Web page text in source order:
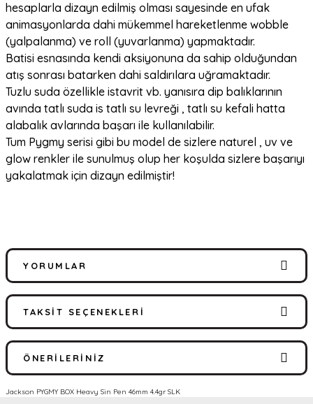
hesaplarla dizayn edilmiş olması sayesinde en ufak
animasyonlarda dahi mükemmel hareketlenme wobble
(yalpalanma) ve roll (yuvarlanma) yapmaktadır.
Batisi esnasında kendi aksiyonuna da sahip olduğundan
atış sonrası batarken dahi saldırılara uğramaktadır.
Tuzlu suda özellikle istavrit vb. yanısıra dip balıklarının
avında tatlı suda is tatlı su levreği , tatlı su kefali hatta
alabalık avlarında başarı ile kullanılabilir.
Tum Pygmy serisi gibi bu model de sizlere naturel , uv ve
glow renkler ile sunulmuş olup her koşulda sizlere başarıyı
yakalatmak için dizayn edilmiştir!
YORUMLAR
Bu ürüne ilk yorumu siz yapın!
Yorum Yaz
TAKSIT SEÇENEKLERI
ÖNERILERINIZ
Bu ürünün fiyat bilgisi, resim, ürün açıklamalarında ve diğer
Jackson PYGMY BOX Heavy Sin Pen 46mm 4.4gr SLK